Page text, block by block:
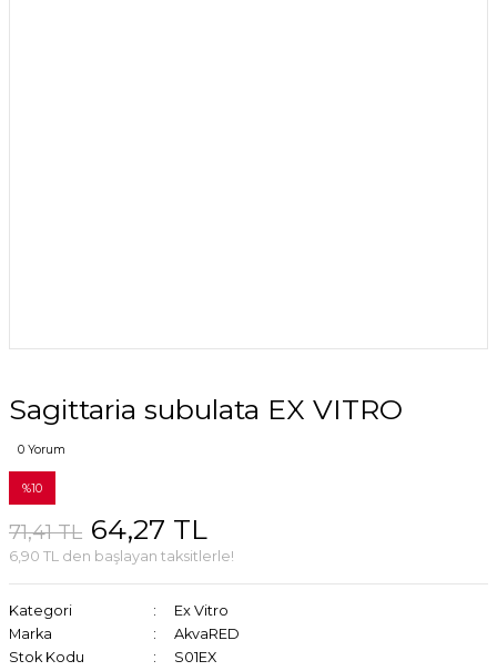
Sagittaria subulata EX VITRO
0 Yorum
%10
71,41 TL 64,27 TL
6,90 TL den başlayan taksitlerle!
Kategori
Ex Vitro
Marka
AkvaRED
Stok Kodu
S01EX